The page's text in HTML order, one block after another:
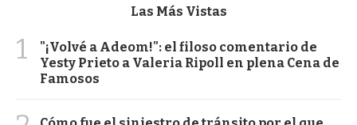
Las Más Vistas
1
"¡Volvé a Adeom!": el filoso comentario de
Yesty Prieto a Valeria Ripoll en plena Cena de
Famosos